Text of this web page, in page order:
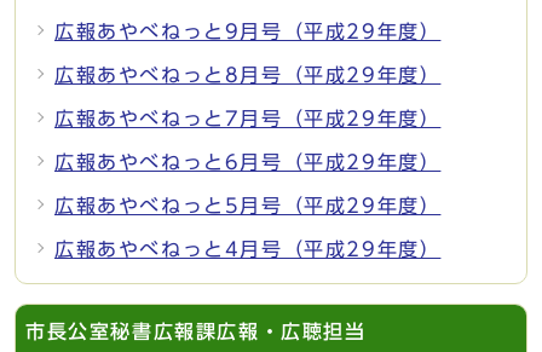
広報あやべねっと9月号（平成29年度）
広報あやべねっと8月号（平成29年度）
広報あやべねっと7月号（平成29年度）
広報あやべねっと6月号（平成29年度）
広報あやべねっと5月号（平成29年度）
広報あやべねっと4月号（平成29年度）
市長公室秘書広報課広報・広聴担当